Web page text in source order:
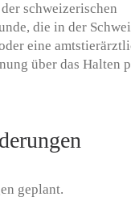
schweizerischen
die in der
eine
über das Halten
geplant.